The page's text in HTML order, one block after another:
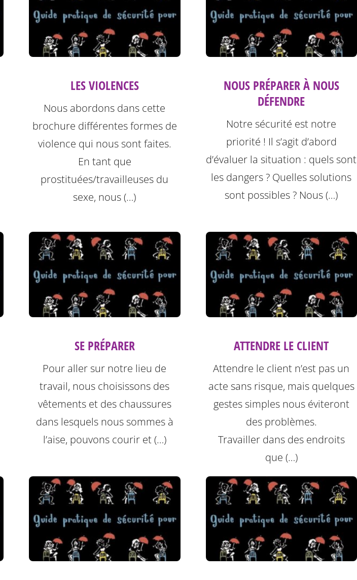
LES VIOLENCES
Nous abordons dans cette
brochure différentes formes de
violence qui nous sont faites.
En tant que
prostituées/travailleuses du
sexe, nous (…)
NOUS PRÉPARER À NOUS
DÉFENDRE
Notre sécurité est notre
priorité ! Il s’agit d’abord
d’évaluer la situation : quels sont
les dangers ? Quelles solutions
sont possibles ? Nous (…)
SE PRÉPARER
Pour aller sur notre lieu de
travail, nous choisissons des
vêtements et des chaussures
dans lesquels nous sommes à
l’aise, pouvons courir et (…)
ATTENDRE LE CLIENT
Attendre le client n’est pas un
acte sans risque, mais quelques
gestes simples nous éviteront
des problèmes.
Travailler dans des endroits
que (…)